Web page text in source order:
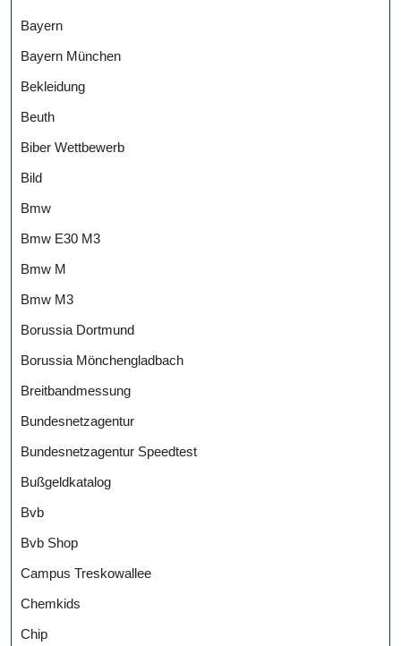
Bayern
Bayern München
Bekleidung
Beuth
Biber Wettbewerb
Bild
Bmw
Bmw E30 M3
Bmw M
Bmw M3
Borussia Dortmund
Borussia Mönchengladbach
Breitbandmessung
Bundesnetzagentur
Bundesnetzagentur Speedtest
Bußgeldkatalog
Bvb
Bvb Shop
Campus Treskowallee
Chemkids
Chip